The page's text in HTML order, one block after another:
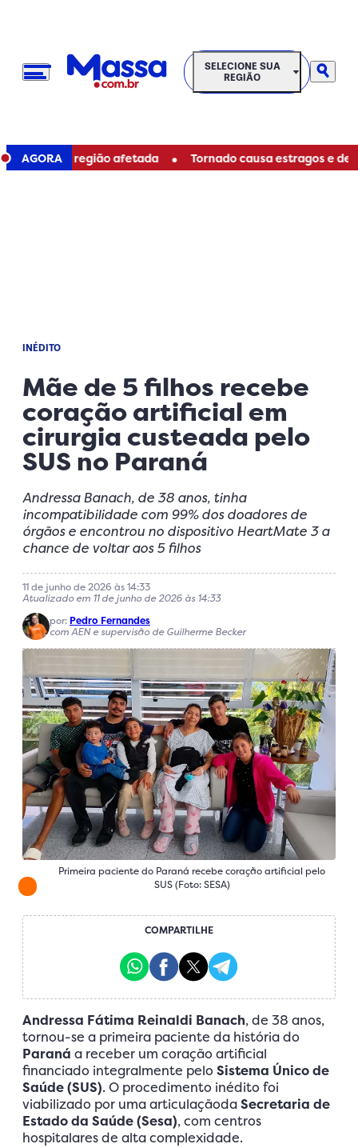
SELECIONE SUA REGIÃO
SELECIONE SUA
REGIÃO
AGORA
veja região afetada • Tornado causa estragos e deixa
INÉDITO
Mãe de 5 filhos recebe
coração artificial em
cirurgia custeada pelo
SUS no Paraná
Andressa Banach, de 38 anos, tinha
incompatibilidade com 99% dos doadores de
órgãos e encontrou no dispositivo HeartMate 3 a
chance de voltar aos 5 filhos
11 de junho de 2026 às 14:33
Atualizado em 11 de junho de 2026 às 14:33
por: Pedro Fernandes
com AEN e supervisão de Guilherme Becker
Primeira paciente do Paraná recebe coração artificial pelo
SUS (Foto: SESA)
COMPARTILHE
Andressa Fátima Reinaldi Banach, de 38 anos,
tornou-se a primeira paciente da história do
Paraná a receber um coração artificial
financiado integralmente peloSistema Único de
Saúde (SUS). O procedimento inédito foi
viabilizado por uma articulaçãodaSecretaria de
Estado da Saúde (Sesa), com centros
hospitalares de alta complexidade.